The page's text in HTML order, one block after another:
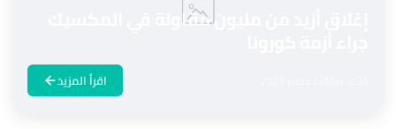
إغلاق أزيد من مليون مقاولة في المكسيك
اقرأ المزيد